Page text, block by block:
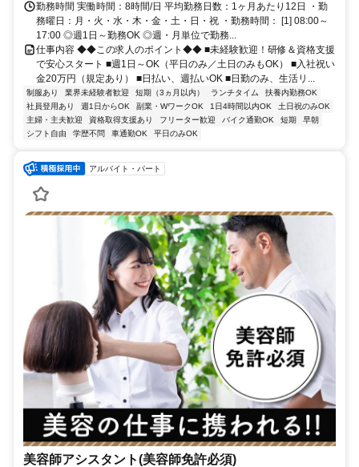
渋谷区渋谷3-13-11 TKビル3F
勤務時間 実働時間：8時間/日 平均勤務日数：1ヶ月あたり12日 ・勤
務曜日：月・火・水・木・金・土・日・祝 ・勤務時間： [1] 08:00～
17:00 ◎週1日～勤務OK ◎週・月単位で勤務...
仕事内容 ◆◆この求人のポイント◆◆ ■未経験歓迎！研修＆資格支援
で安心スタート ■週1日～OK（平日のみ／土日のみもOK） ■入社祝い
金20万円（規定あり） ■日払い、週払いOK ■日勤のみ、生活リ...
制服あり 業界未経験者歓迎 短期（3ヵ月以内） ランチタイム
扶養内勤務OK
社員登用あり
週1日からOK 副業・WワークOK 1日4時間以内OK
土日祝のみOK
主婦・主夫歓迎
資格取得支援あり フリーター歓迎 バイク通勤OK 短期
早朝
シフト自由
学歴不問 車通勤OK 平日のみOK
アルバイト・パート
美容師アシスタント(美容師免許必須)